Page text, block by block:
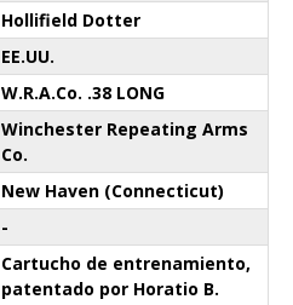
Hollifield Dotter
EE.UU.
W.R.A.Co. .38 LONG
Winchester Repeating Arms
Co.
New Haven (Connecticut)
-
Cartucho de entrenamiento,
patentado por Horatio B.